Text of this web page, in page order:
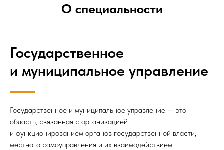
О специальности
Государственное
и муниципальное управление
Государственное и муниципальное управление — это
область, связанная с организацией
и функционированием органов государственной власти,
местного самоуправления и их взаимодействием